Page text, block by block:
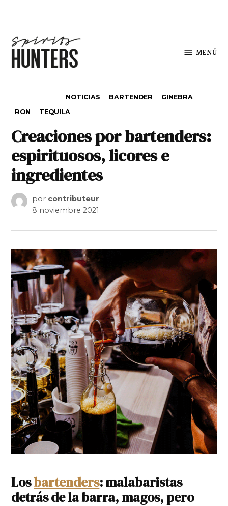
MENÚ
NOTICIAS BARTENDER
GINEBRA
RON
TEQUILA
Creaciones por bartenders:
espirituosos, licores e
ingredientes
por contributeur
8 noviembre 2021
Losbartenders: malabaristas
detrás de la barra, magos, pero